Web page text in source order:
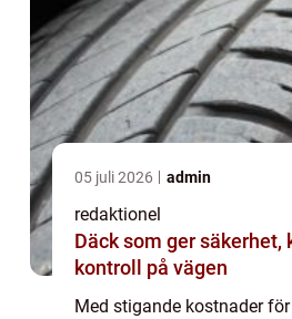
05 juli 2026 admin
redaktionel
Däck som ger säkerhet,
kontroll på vägen
Med stigande kostnader